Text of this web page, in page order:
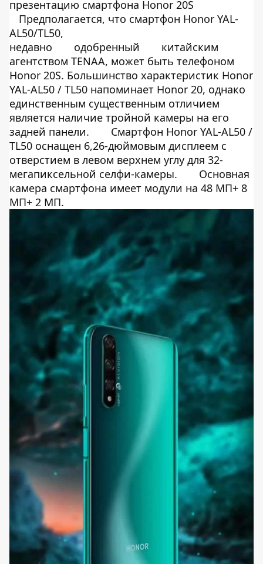
презентацию смартфона Honor 20S
Предполагается, что смартфон Honor YAL-
AL50/TL50,
недавно
одобренный
китайским
агентством TENAA, может быть телефоном
Honor 20S. Большинство характеристик Honor
YAL-AL50 / TL50 напоминает Honor 20, однако
единственным существенным отличием
является наличие тройной камеры на его
задней панели.
Смартфон Honor YAL-AL50 /
TL50 оснащен 6,26-дюймовым дисплеем с
отверстием в ​​левом верхнем углу для 32-
мегапиксельной селфи-камеры.
Основная
камера смартфона имеет модули на 48 МП+ 8
МП+ 2 МП.